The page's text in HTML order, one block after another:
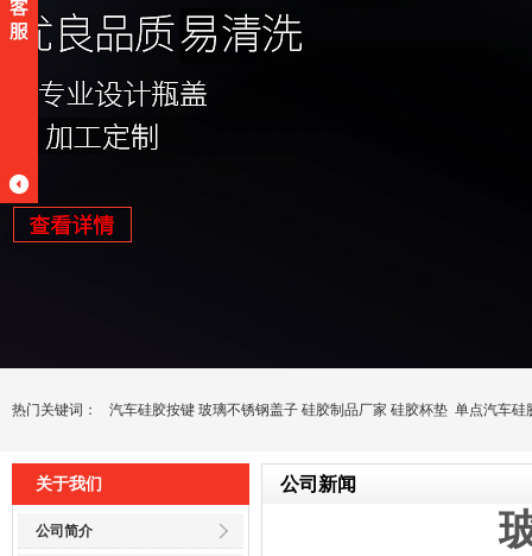
热门关键词： 汽车硅胶按键 玻璃不锈钢盖子 硅胶制品厂家 硅胶杯垫 单点汽车硅
关于我们
公司简介
公司新闻